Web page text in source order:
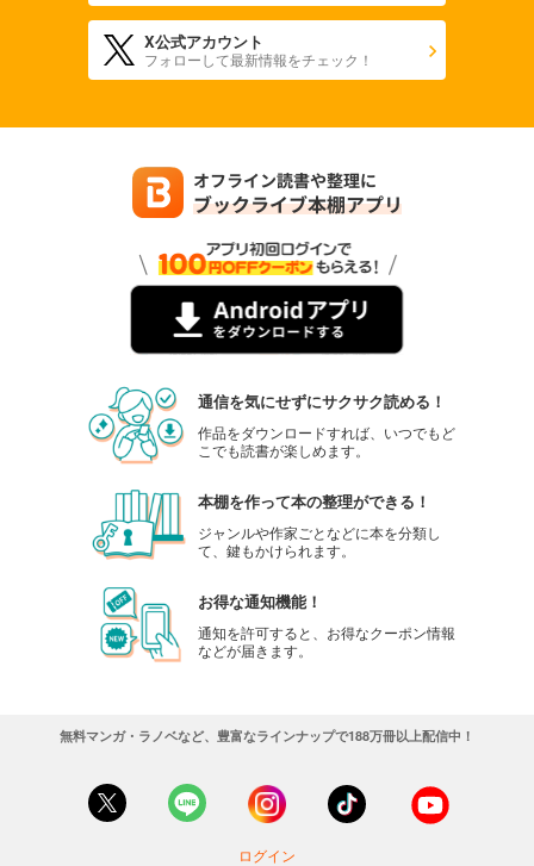
X公式アカウント
フォローして最新情報をチェック！
通信を気にせずにサクサク読める！
作品をダウンロードすれば、いつでもど
こでも読書が楽しめます。
本棚を作って本の整理ができる！
ジャンルや作家ごとなどに本を分類し
て、鍵もかけられます。
お得な通知機能！
通知を許可すると、お得なクーポン情報
などが届きます。
無料マンガ・ラノベなど、豊富なラインナップで188万冊以上配信中！
ログイン